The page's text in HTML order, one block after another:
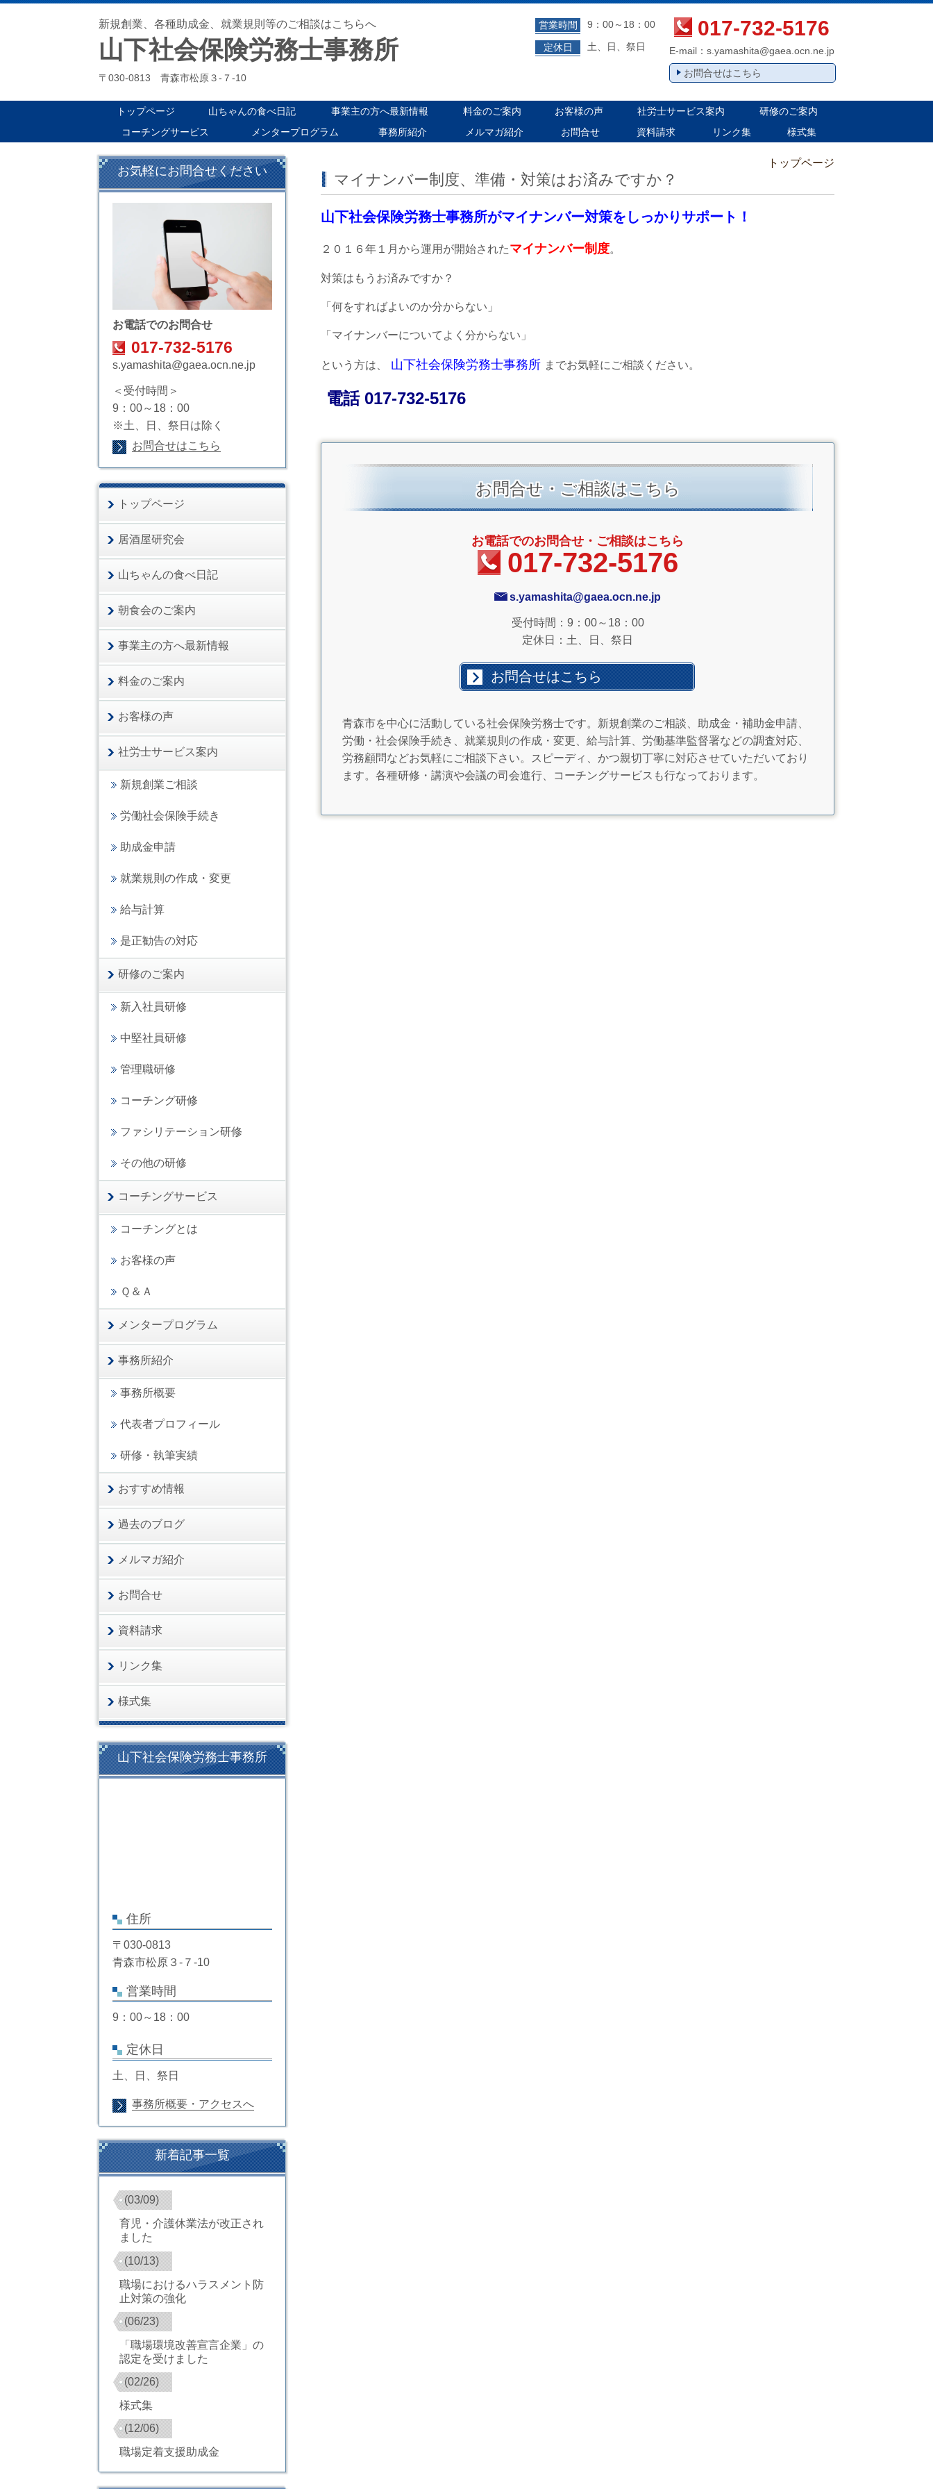
新規創業、各種助成金、就業規則等のご相談はこちらへ
山下社会保険労務士事務所
〒030-0813 青森市松原３-７-10
営業時間 9：00～18：00
定休日 土、日、祭日
017-732-5176
E-mail： s.yamashita@gaea.ocn.ne.jp
お問合せはこちら
トップページ 山ちゃんの食べ日記 事業主の方へ最新情報 料金のご案内 お客様の声 社労士サービス案内
研修のご案内
コーチングサービス
メンタープログラム 事務所紹介 メルマガ紹介 お問合せ 資料請求 リンク集 様式集
トップページ
マイナンバー制度、準備・対策はお済みですか？
山下社会保険労務士事務所がマイナンバー対策をしっかりサポート！
２０１６年１月から運用が開始されたマイナンバー制度。
対策はもうお済みですか？
「何をすればよいのか分からない」
「マイナンバーについてよく分からない」
という方は、 山下社会保険労務士事務所 までお気軽にご相談ください。
電話 017-732-5176
お問合せ・ご相談はこちら
お電話でのお問合せ・ご相談はこちら
017-732-5176
s.yamashita@gaea.ocn.ne.jp
受付時間：9：00～18：00
定休日：土、日、祭日
お問合せはこちら
青森市を中心に活動している社会保険労務士です。新規創業のご相談、助成金・補助金申請、
労働・社会保険手続き、就業規則の作成・変更、給与計算、労働基準監督署などの調査対応、
労務顧問などお気軽にご相談下さい。スピーディ、かつ親切丁寧に対応させていただいており
ます。各種研修・講演や会議の司会進行、コーチングサービスも行なっております。
お気軽にお問合せください
お電話でのお問合せ
017-732-5176
s.yamashita@gaea.ocn.ne.jp
＜受付時間＞
9：00～18：00
※土、日、祭日は除く
お問合せはこちら
トップページ
居酒屋研究会
山ちゃんの食べ日記
朝食会のご案内
事業主の方へ最新情報
料金のご案内
お客様の声
社労士サービス案内
新規創業ご相談
労働社会保険手続き
助成金申請
就業規則の作成・変更
給与計算
是正勧告の対応
研修のご案内
新入社員研修
中堅社員研修
管理職研修
コーチング研修
ファシリテーション研修
その他の研修
コーチングサービス
コーチングとは
お客様の声
Ｑ＆Ａ
メンタープログラム
事務所紹介
事務所概要
代表者プロフィール
研修・執筆実績
おすすめ情報
過去のブログ
メルマガ紹介
お問合せ
資料請求
リンク集
様式集
山下社会保険労務士事務所
住所
〒030-0813
青森市松原３-７-10
営業時間
9：00～18：00
定休日
土、日、祭日
事務所概要・アクセスへ
新着記事一覧
(03/09)
育児・介護休業法が改正され
ました
(10/13)
職場におけるハラスメント防
止対策の強化
(06/23)
「職場環境改善宣言企業」の
認定を受けました
(02/26)
様式集
(12/06)
職場定着支援助成金